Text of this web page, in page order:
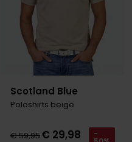
Scotland Blue
Poloshirts beige
€ 59,95€ 29,98 -